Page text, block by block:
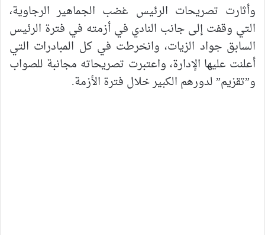
وأثارت تصريحات الرئيس غضب الجماهير الرجاوية،
التي وقفت إلى جانب النادي في أزمته في فترة الرئيس
السابق جواد الزيات، وانخرطت في كل المبادرات التي
أعلنت عليها الإدارة، واعتبرت تصريحاته مجانبة للصواب
و”تقزيم” لدورهم الكبير خلال فترة الأزمة.